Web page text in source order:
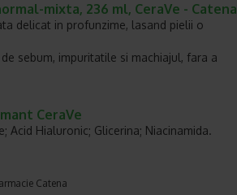
mixta, 236 ml, CeraVe - Catena
delicat in profunzime, lasand pielii o
sebum, impuritatile si machiajul, fara a
CeraVe
Acid Hialuronic; Glicerina; Niacinamida.
Catena